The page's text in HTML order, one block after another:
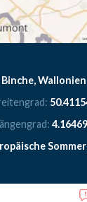
Binche, Wallonien